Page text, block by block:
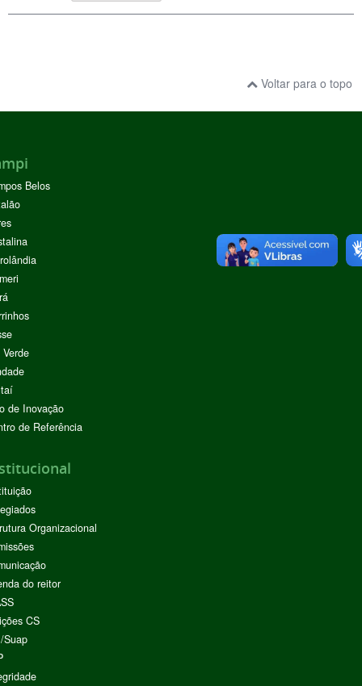
Voltar para o topo
Belos
de Inovação
de Referência
Organizacional
do reitor
CS
Suap